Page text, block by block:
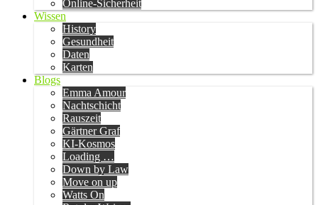
Online-Sicherheit
Wissen
History
Gesundheit
Daten
Karten
Blogs
Emma Amour
Nachtschicht
Rauszeit
Gärtner Graf
KI-Kosmos
Loading …
Down by Law
Move on up
Watts On